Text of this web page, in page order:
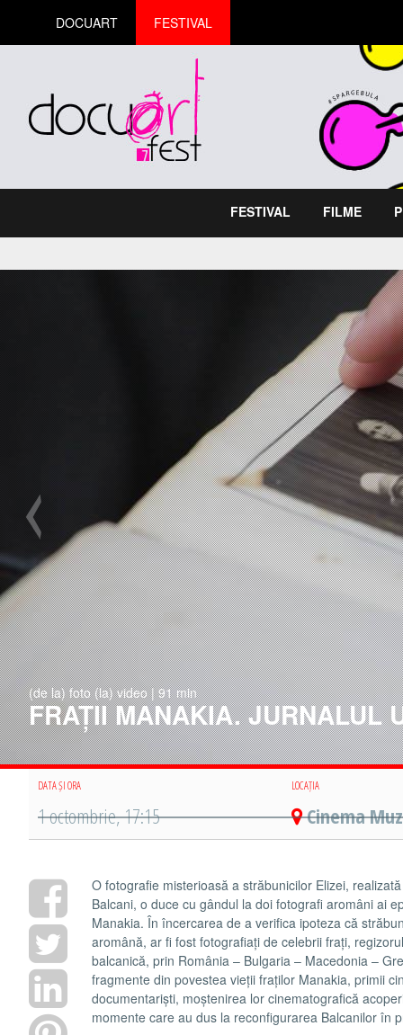
DOCUART FESTIVAL
FESTIVAL FILME
(de la) foto (la) video | 91 min
FRAȚII MANAKIA. JURNALUL
DATA ȘI ORA LOCAȚIA
1 octombrie, 17:15 Cinema
O fotografie misterioasă a străbunicilor Elizei,
Balcani, o duce cu gândul la doi fotografi aromâni ai
Manakia. În încercarea de a verifica ipoteza că
aromână, ar fi fost fotografiați de celebrii frați,
balcanică, prin România – Bulgaria – Macedonia –
fragmente din povestea vieții fraților Manakia, primii
documentariști, moștenirea lor cinematografică
momente care au dus la reconfigurarea Balcanilor în